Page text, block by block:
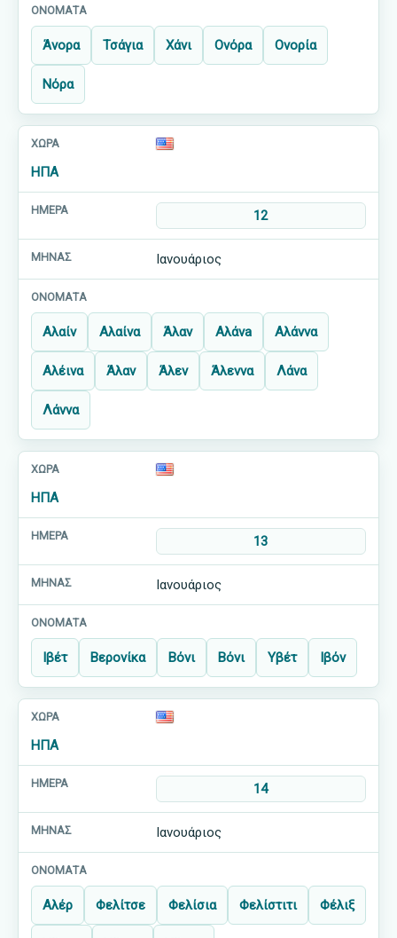
Άνορα Τσάγια Χάνι Ονόρα Ονορία
Νόρα
ΗΠΑ
12
Ιανουάριος
Αλαίν Αλαίνα Άλαν Αλάνa Αλάννα
Αλέινα Άλαν Άλεν Άλεννα Λάνα
Λάννα
ΗΠΑ
13
Ιανουάριος
Ιβέτ Βερονίκα Βόνι Βόνι Υβέτ Ιβόν
ΗΠΑ
14
Ιανουάριος
Αλέρ Φελίτσε Φελίσια Φελίστιτι Φέλιξ